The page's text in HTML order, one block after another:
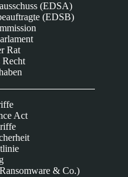
(EDSA)
(EDSB)
Rat
Recht
Act
& Co.)